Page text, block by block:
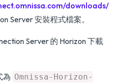
downloads/
Server 安裝程式檔案。
Server 的 Horizon 下載
為 Omnissa-Horizon-